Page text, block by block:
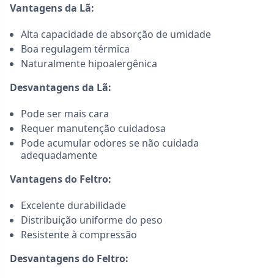
Vantagens da Lã:
Alta capacidade de absorção de umidade
Boa regulagem térmica
Naturalmente hipoalergênica
Desvantagens da Lã:
Pode ser mais cara
Requer manutenção cuidadosa
Pode acumular odores se não cuidada
adequadamente
Vantagens do Feltro:
Excelente durabilidade
Distribuição uniforme do peso
Resistente à compressão
Desvantagens do Feltro: